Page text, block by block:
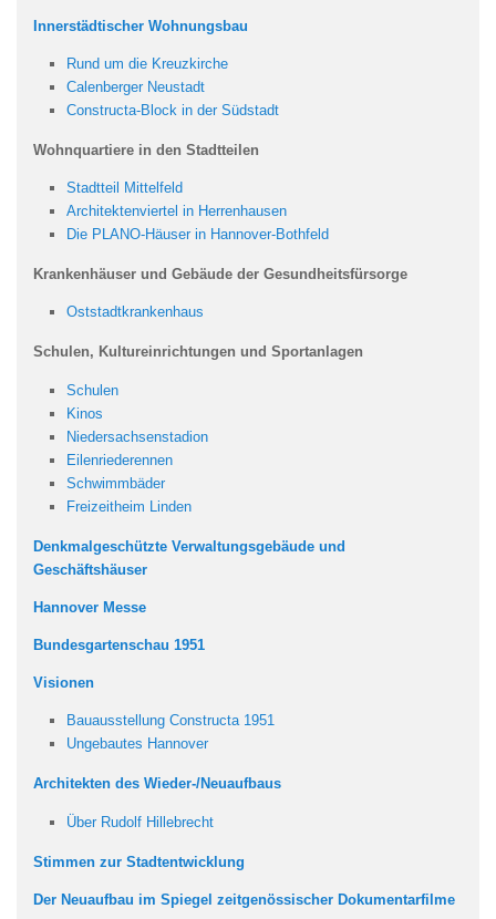
Innerstädtischer Wohnungsbau
Rund um die Kreuzkirche
Calenberger Neustadt
Constructa-Block in der Südstadt
Wohnquartiere in den Stadtteilen
Stadtteil Mittelfeld
Architektenviertel in Herrenhausen
Die PLANO-Häuser in Hannover-Bothfeld
Krankenhäuser und Gebäude der Gesundheitsfürsorge
Oststadtkrankenhaus
Schulen, Kultureinrichtungen und Sportanlagen
Schulen
Kinos
Niedersachsenstadion
Eilenriederennen
Schwimmbäder
Freizeitheim Linden
Denkmalgeschützte Verwaltungsgebäude und
Geschäftshäuser
Hannover Messe
Bundesgartenschau 1951
Visionen
Bauausstellung Constructa 1951
Ungebautes Hannover
Architekten des Wieder-/Neuaufbaus
Über Rudolf Hillebrecht
Stimmen zur Stadtentwicklung
Der Neuaufbau im Spiegel zeitgenössischer Dokumentarfilme